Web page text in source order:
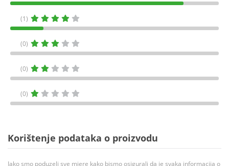
(1)
(0)
(0)
(0)
Korištenje podataka o proizvodu
Iako smo poduzeli sve mjere kako bismo osigurali da je svaka informacija o